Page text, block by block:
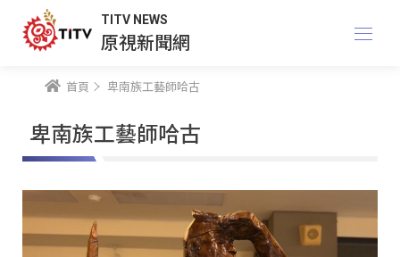
TITV NEWS
原視新聞網
首頁 卑南族工藝師哈古
卑南族工藝師哈古